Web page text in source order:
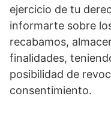
ejercicio de tu
informarte sobre
recabamos,
finalidades,
posibilidad de
consentimiento.